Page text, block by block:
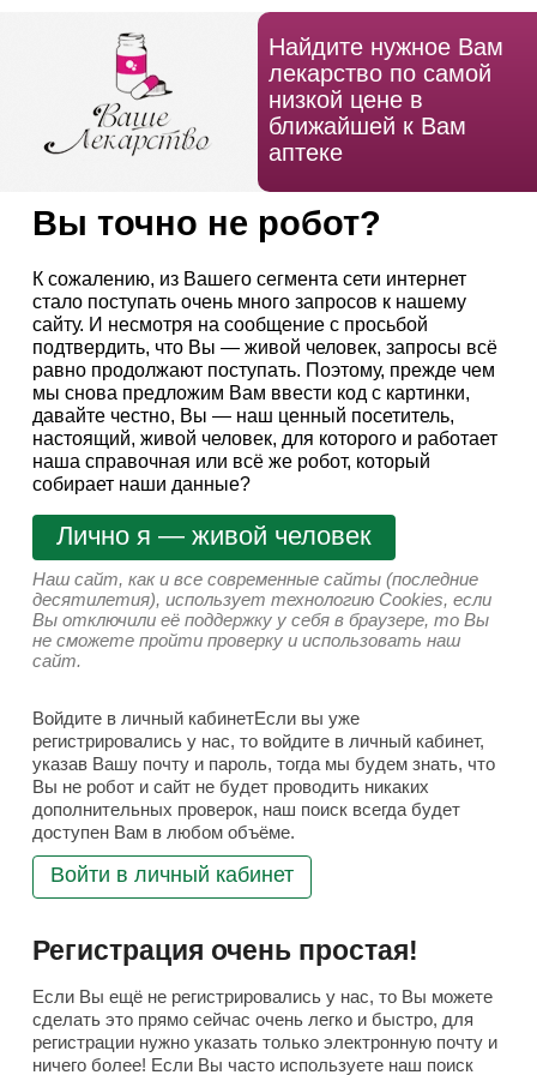
Найдите нужное Вам
лекарство по самой
низкой цене в
ближайшей к Вам
аптеке
Вы точно не робот?
К сожалению, из Вашего сегмента сети интернет
стало поступать очень много запросов к нашему
сайту. И несмотря на сообщение с просьбой
подтвердить, что Вы — живой человек, запросы всё
равно продолжают поступать. Поэтому, прежде чем
мы снова предложим Вам ввести код с картинки,
давайте честно, Вы — наш ценный посетитель,
настоящий, живой человек, для которого и работает
наша справочная или всё же робот, который
собирает наши данные?
Лично я — живой человек
Наш сайт, как и все современные сайты (последние
десятилетия), использует технологию Cookies, если
Вы отключили её поддержку у себя в браузере, то Вы
не сможете пройти проверку и использовать наш
сайт.
Войдите в личный кабинетЕсли вы уже
регистрировались у нас, то войдите в личный кабинет,
указав Вашу почту и пароль, тогда мы будем знать, что
Вы не робот и сайт не будет проводить никаких
дополнительных проверок, наш поиск всегда будет
доступен Вам в любом объёме.
Войти в личный кабинет
Регистрация очень простая!
Если Вы ещё не регистрировались у нас, то Вы можете
сделать это прямо сейчас очень легко и быстро, для
регистрации нужно указать только электронную почту и
ничего более! Если Вы часто используете наш поиск